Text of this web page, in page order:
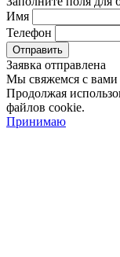
Имя
Телефон
Отправить
Заявка отправлена
Мы свяжемся с
Продолжая
файлов cookie.
Принимаю